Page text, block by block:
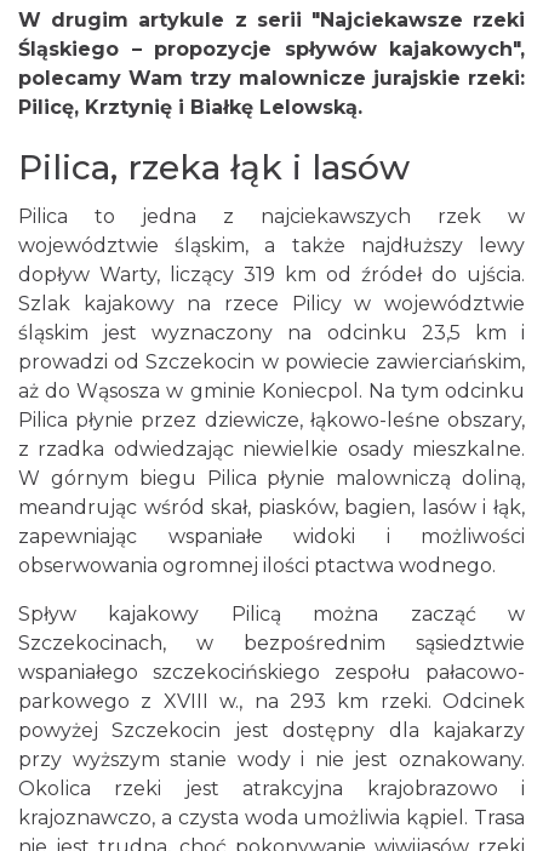
W drugim artykule z serii "Najciekawsze rzeki
Śląskiego – propozycje spływów kajakowych",
polecamy Wam trzy malownicze jurajskie rzeki:
Pilicę, Krztynię i Białkę Lelowską.
Pilica, rzeka łąk i lasów
Pilica to jedna z najciekawszych rzek w
województwie śląskim, a także najdłuższy lewy
dopływ Warty, liczący 319 km od źródeł do ujścia.
Szlak kajakowy na rzece Pilicy w województwie
śląskim jest wyznaczony na odcinku 23,5 km i
prowadzi od Szczekocin w powiecie zawierciańskim,
aż do Wąsosza w gminie Koniecpol. Na tym odcinku
Pilica płynie przez dziewicze, łąkowo-leśne obszary,
z rzadka odwiedzając niewielkie osady mieszkalne.
W górnym biegu Pilica płynie malowniczą doliną,
meandrując wśród skał, piasków, bagien, lasów i łąk,
zapewniając wspaniałe widoki i możliwości
obserwowania ogromnej ilości ptactwa wodnego.
Spływ kajakowy Pilicą można zacząć w
Szczekocinach, w bezpośrednim sąsiedztwie
wspaniałego szczekocińskiego zespołu pałacowo-
parkowego z XVIII w., na 293 km rzeki. Odcinek
powyżej Szczekocin jest dostępny dla kajakarzy
przy wyższym stanie wody i nie jest oznakowany.
Okolica rzeki jest atrakcyjna krajobrazowo i
krajoznawczo, a czysta woda umożliwia kąpiel. Trasa